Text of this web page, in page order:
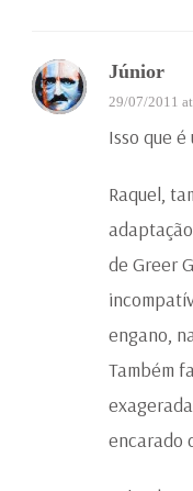
Júnior
29/07/2011
Isso que
Raquel,
de Greer
engano,
Também
encarado